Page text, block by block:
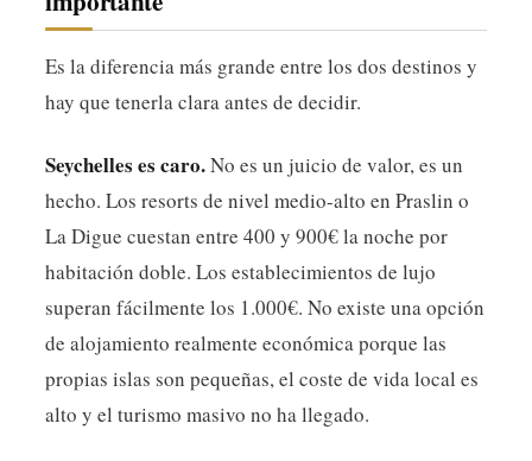
Es la diferencia más grande entre los dos destinos y
hay que tenerla clara antes de decidir.
Seychelles es caro.No es un juicio de valor, es un
hecho. Los resorts de nivel medio-alto en Praslin o
La Digue cuestan entre 400 y 900€ la noche por
habitación doble. Los establecimientos de lujo
superan fácilmente los 1.000€. No existe una opción
de alojamiento realmente económica porque las
propias islas son pequeñas, el coste de vida local es
alto y el turismo masivo no ha llegado.